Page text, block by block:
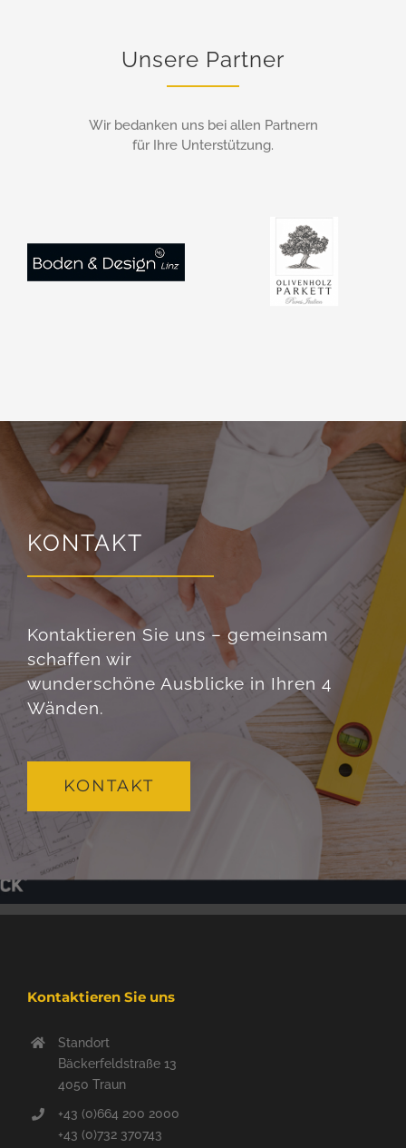
Unsere Partner
Wir bedanken uns bei allen Partnern
für Ihre Unterstützung.
KONTAKT
Kontaktieren Sie uns – gemeinsam
schaffen wir
wunderschöne Ausblicke in Ihren 4
Wänden.
KONTAKT
Kontaktieren Sie uns
Standort
Bäckerfeldstraße 13
4050 Traun
+43 (0)664 200 2000
+43 (0)732 370743